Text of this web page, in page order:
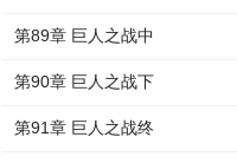
第89章 巨人之战中
第90章 巨人之战下
第91章 巨人之战终